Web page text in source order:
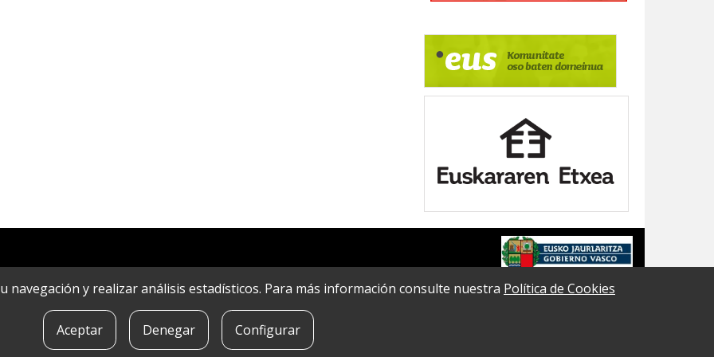
POLíTICA DE COOKIES | CONTACTO
navegación y realizar análisis estadísticos. Para más información consulte nuestra Política de Cookies
Aceptar Denegar Configurar